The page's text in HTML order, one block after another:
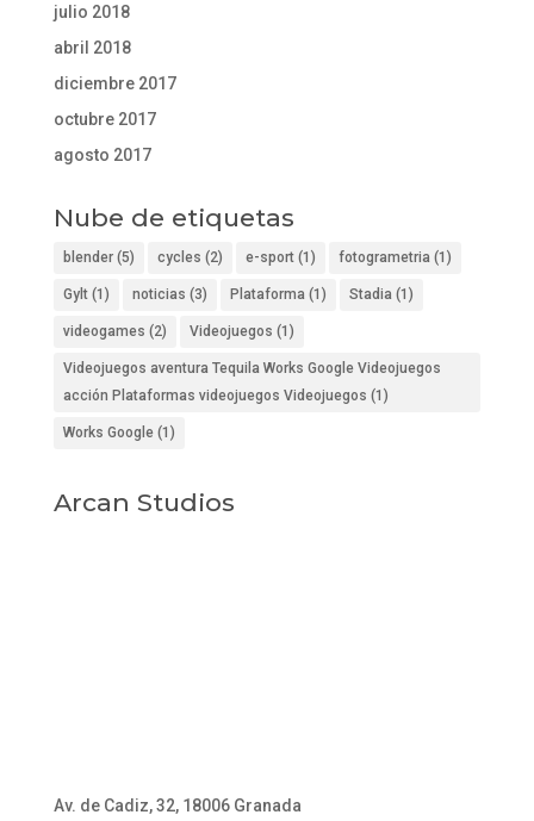
julio 2018
abril 2018
diciembre 2017
octubre 2017
agosto 2017
Nube de etiquetas
blender(5) cycles (2) e-sport(1) fotogrametria (1)
Gylt(1) noticias (3) Plataforma (1) Stadia (1)
videogames (2) Videojuegos (1)
Videojuegos aventura Tequila Works Google Videojuegos
acción Plataformas videojuegos Videojuegos (1)
Works Google(1)
Arcan Studios
Av. de Cadiz, 32, 18006 Granada